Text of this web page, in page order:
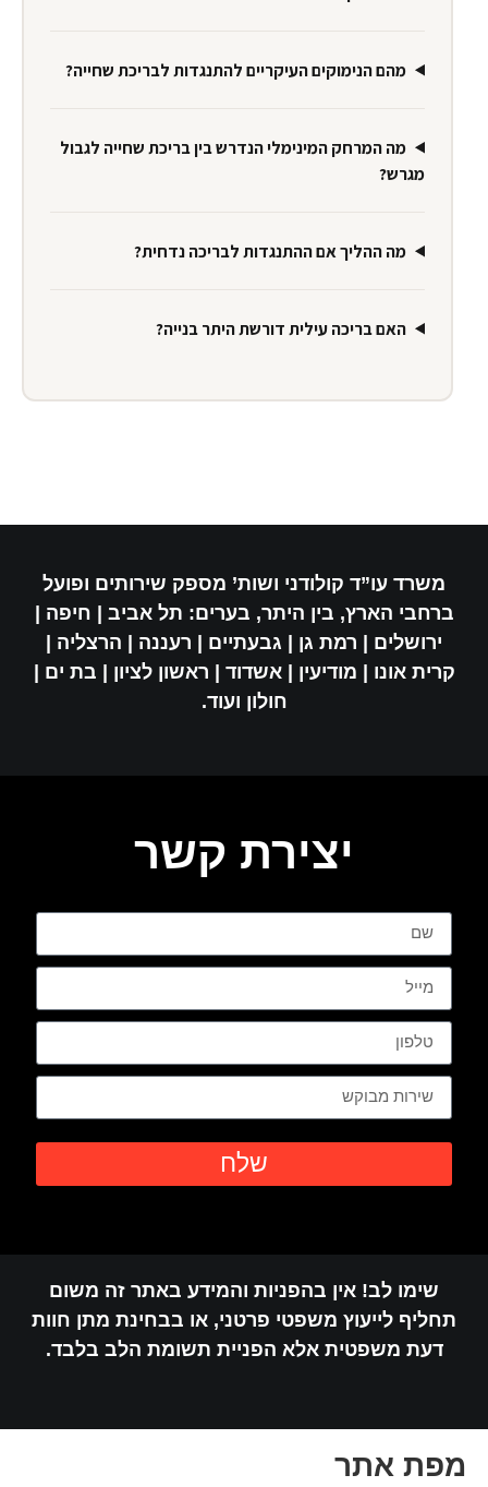
מהם הנימוקים העיקריים להתנגדות לבריכת שחייה?
מה המרחק המינימלי הנדרש בין בריכת שחייה לגבול
מגרש?
מה ההליך אם ההתנגדות לבריכה נדחית?
האם בריכה עילית דורשת היתר בנייה?
משרד עו”ד קולודני ושות’ מספק שירותים ופועל
ברחבי הארץ, בין היתר, בערים: תל אביב | חיפה |
ירושלים | רמת גן | גבעתיים | רעננה | הרצליה |
קרית אונו | מודיעין | אשדוד | ראשון לציון | בת ים |
חולון ועוד.
יצירת קשר
שלח
שימו לב! אין בהפניות והמידע באתר זה משום
תחליף לייעוץ משפטי פרטני, או בבחינת מתן חוות
דעת משפטית אלא הפניית תשומת הלב בלבד.
מפת אתר